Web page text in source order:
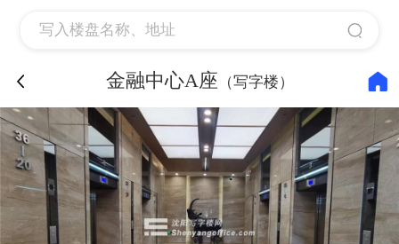
金融中心A座 （写字楼）